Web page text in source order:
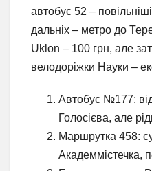
автобус 52 –
дальніх – метро до
Uklon – 100 грн, але
велодоріжки Науки –
Автобус №177:
Голосієва, але
Маршрутка 458:
Академмістечка,